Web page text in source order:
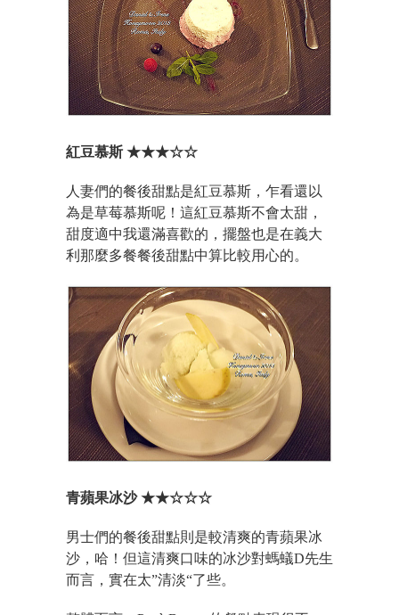
紅豆慕斯 ★★★☆☆
人妻們的餐後甜點是紅豆慕斯，乍看還以
為是草莓慕斯呢！這紅豆慕斯不會太甜，
甜度適中我還滿喜歡的，擺盤也是在義大
利那麼多餐餐後甜點中算比較用心的。
青蘋果冰沙 ★★☆☆☆
男士們的餐後甜點則是較清爽的青蘋果冰
沙，哈！但這清爽口味的冰沙對螞蟻D先生
而言，實在太”清淡“了些。